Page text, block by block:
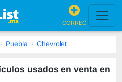
CORREO
Puebla Chevrolet
usados en venta en